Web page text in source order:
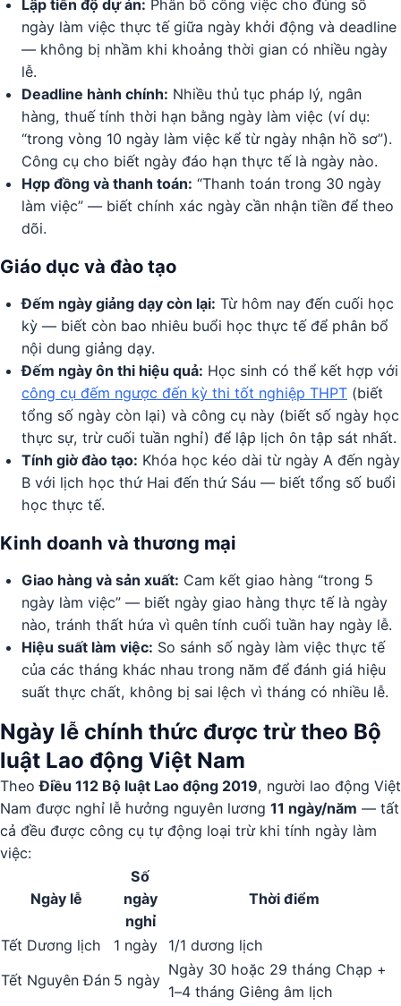
Lập tiến độ dự án: Phân bổ công việc cho đúng số
ngày làm việc thực tế giữa ngày khởi động và deadline
— không bị nhầm khi khoảng thời gian có nhiều ngày
lễ.
Deadline hành chính: Nhiều thủ tục pháp lý, ngân
hàng, thuế tính thời hạn bằng ngày làm việc (ví dụ:
“trong vòng 10 ngày làm việc kể từ ngày nhận hồ sơ”).
Công cụ cho biết ngày đáo hạn thực tế là ngày nào.
Hợp đồng và thanh toán: “Thanh toán trong 30 ngày
làm việc” — biết chính xác ngày cần nhận tiền để theo
dõi.
Giáo dục và đào tạo
Đếm ngày giảng dạy còn lại: Từ hôm nay đến cuối học
kỳ — biết còn bao nhiêu buổi học thực tế để phân bổ
nội dung giảng dạy.
Đếm ngày ôn thi hiệu quả: Học sinh có thể kết hợp với
công cụ đếm ngược đến kỳ thi tốt nghiệp THPT (biết
tổng số ngày còn lại) và công cụ này (biết số ngày học
thực sự, trừ cuối tuần nghỉ) để lập lịch ôn tập sát nhất.
Tính giờ đào tạo: Khóa học kéo dài từ ngày A đến ngày
B với lịch học thứ Hai đến thứ Sáu — biết tổng số buổi
học thực tế.
Kinh doanh và thương mại
Giao hàng và sản xuất: Cam kết giao hàng “trong 5
ngày làm việc” — biết ngày giao hàng thực tế là ngày
nào, tránh thất hứa vì quên tính cuối tuần hay ngày lễ.
Hiệu suất làm việc: So sánh số ngày làm việc thực tế
của các tháng khác nhau trong năm để đánh giá hiệu
suất thực chất, không bị sai lệch vì tháng có nhiều lễ.
Ngày lễ chính thức được trừ theo Bộ
luật Lao động Việt Nam
TheoĐiều 112 Bộ luật Lao động 2019, người lao động Việt
Nam được nghỉ lễ hưởng nguyên lương 11 ngày/năm — tất
cả đều được công cụ tự động loại trừ khi tính ngày làm
việc:
Ngày lễ
Số
ngày
nghỉ
Thời điểm
Tết Dương lịch 1 ngày
1/1 dương lịch
Tết Nguyên Đán 5 ngày
Ngày 30 hoặc 29 tháng Chạp +
1–4 tháng Giêng âm lịch